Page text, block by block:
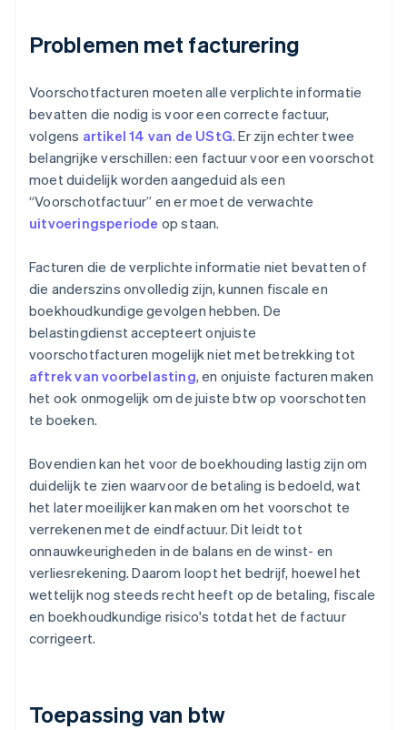
Problemen met facturering
Voorschotfacturen moeten alle verplichte informatie
bevatten die nodig is voor een correcte factuur,
volgens artikel 14 van de UStG. Er zijn echter twee
belangrijke verschillen: een factuur voor een voorschot
moet duidelijk worden aangeduid als een
“Voorschotfactuur” en er moet de verwachte
uitvoeringsperiode op staan.
Facturen die de verplichte informatie niet bevatten of
die anderszins onvolledig zijn, kunnen fiscale en
boekhoudkundige gevolgen hebben. De
belastingdienst accepteert onjuiste
voorschotfacturen mogelijk niet met betrekking tot
aftrek van voorbelasting, en onjuiste facturen maken
het ook onmogelijk om de juiste btw op voorschotten
te boeken.
Bovendien kan het voor de boekhouding lastig zijn om
duidelijk te zien waarvoor de betaling is bedoeld, wat
het later moeilijker kan maken om het voorschot te
verrekenen met de eindfactuur. Dit leidt tot
onnauwkeurigheden in de balans en de winst- en
verliesrekening. Daarom loopt het bedrijf, hoewel het
wettelijk nog steeds recht heeft op de betaling, fiscale
en boekhoudkundige risico's totdat het de factuur
corrigeert.
Toepassing van btw